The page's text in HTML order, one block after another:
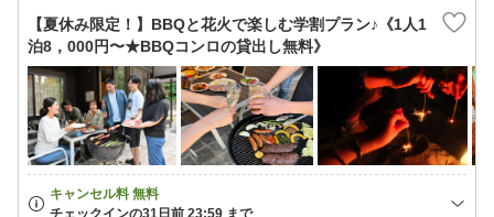
【夏休み限定！】BBQと花火で楽しむ学割プラン♪《1人1
泊8，000円〜★BBQコンロの貸出し無料》